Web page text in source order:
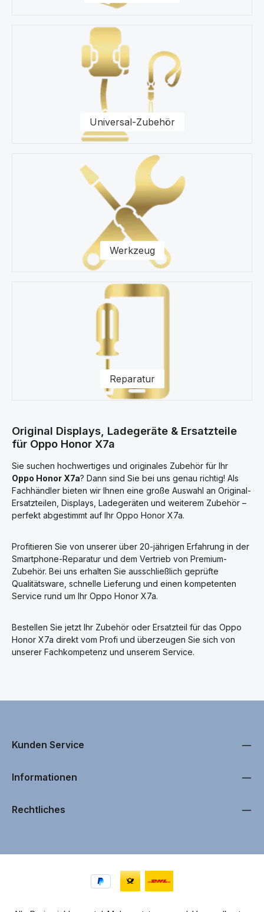
Universal-Zubehör
Werkzeug
Reparatur
Original Displays, Ladegeräte & Ersatzteile
für Oppo Honor X7a
Sie suchen hochwertiges und originales Zubehör für Ihr
Oppo Honor X7a? Dann sind Sie bei uns genau richtig! Als
Fachhändler bieten wir Ihnen eine große Auswahl an Original-
Ersatzteilen, Displays, Ladegeräten und weiterem Zubehör –
perfekt abgestimmt auf Ihr Oppo Honor X7a.
Profitieren Sie von unserer über 20-jährigen Erfahrung in der
Smartphone-Reparatur und dem Vertrieb von Premium-
Zubehör. Bei uns erhalten Sie ausschließlich geprüfte
Qualitätsware, schnelle Lieferung und einen kompetenten
Service rund um Ihr Oppo Honor X7a.
Bestellen Sie jetzt Ihr Zubehör oder Ersatzteil für das Oppo
Honor X7a direkt vom Profi und überzeugen Sie sich von
unserer Fachkompetenz und unserem Service.
Kunden Service
Informationen
Rechtliches